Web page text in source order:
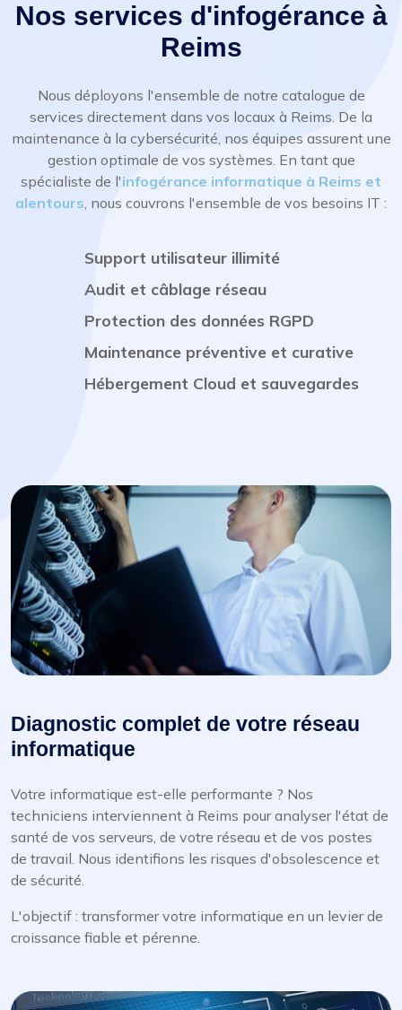
Nos services d'infogérance à
Reims
Nous déployons l'ensemble de notre catalogue de
services directement dans vos locaux à Reims. De la
maintenance à la cybersécurité, nos équipes assurent une
gestion optimale de vos systèmes. En tant que
spécialiste de l'infogérance informatique à Reims et
alentours, nous couvrons l'ensemble de vos besoins IT :
Support utilisateur illimité
Audit et câblage réseau
Protection des données RGPD
Maintenance préventive et curative
Hébergement Cloud et sauvegardes
Diagnostic complet de votre réseau
informatique
Votre informatique est-elle performante ? Nos
techniciens interviennent à Reims pour analyser l'état de
santé de vos serveurs, de votre réseau et de vos postes
de travail. Nous identifions les risques d'obsolescence et
de sécurité.
L'objectif : transformer votre informatique en un levier de
croissance fiable et pérenne.